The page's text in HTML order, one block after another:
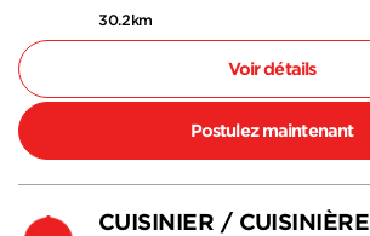
30.2km
Voir détails
Postulez maintenant
CUISINIER / CUISINIÈRE